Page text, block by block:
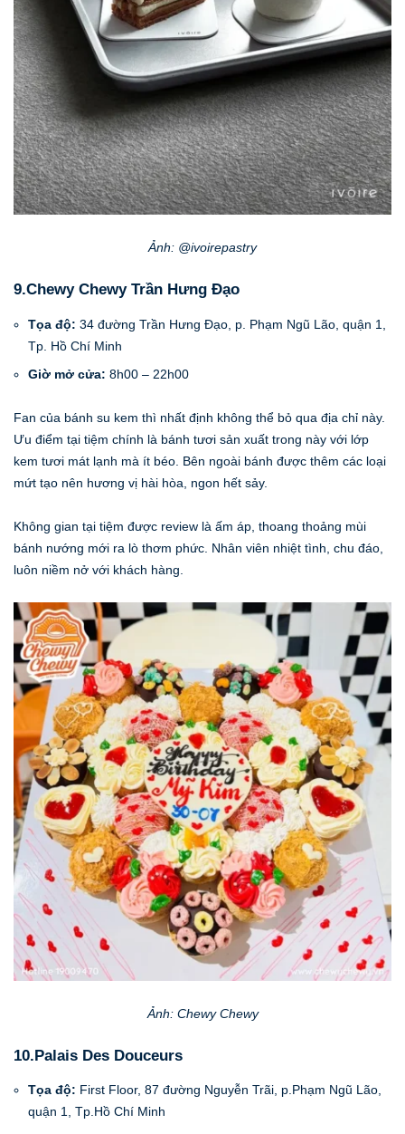
Ảnh: @ivoirepastry
9.Chewy Chewy Trần Hưng Đạo
Tọa độ: 34 đường Trần Hưng Đạo, p. Phạm Ngũ Lão, quận 1,
Tp. Hồ Chí Minh
Giờ mở cửa: 8h00 – 22h00
Fan của bánh su kem thì nhất định không thể bỏ qua địa chỉ này.
Ưu điểm tại tiệm chính là bánh tươi sản xuất trong này với lớp
kem tươi mát lạnh mà ít béo. Bên ngoài bánh được thêm các loại
mứt tạo nên hương vị hài hòa, ngon hết sảy.
Không gian tại tiệm được review là ấm áp, thoang thoảng mùi
bánh nướng mới ra lò thơm phức. Nhân viên nhiệt tình, chu đáo,
luôn niềm nở với khách hàng.
Ảnh: Chewy Chewy
10.Palais Des Douceurs
Tọa độ: First Floor, 87 đường Nguyễn Trãi, p.Phạm Ngũ Lão,
quận 1, Tp.Hồ Chí Minh